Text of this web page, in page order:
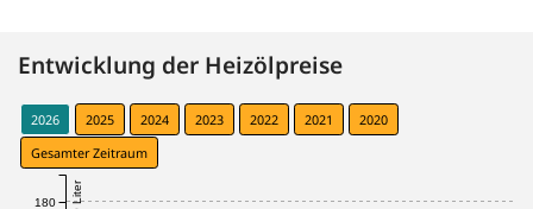
Entwicklung der Heizölpreise
2026 2025 2024 2023 2022 2021
2020
Gesamter Zeitraum
180